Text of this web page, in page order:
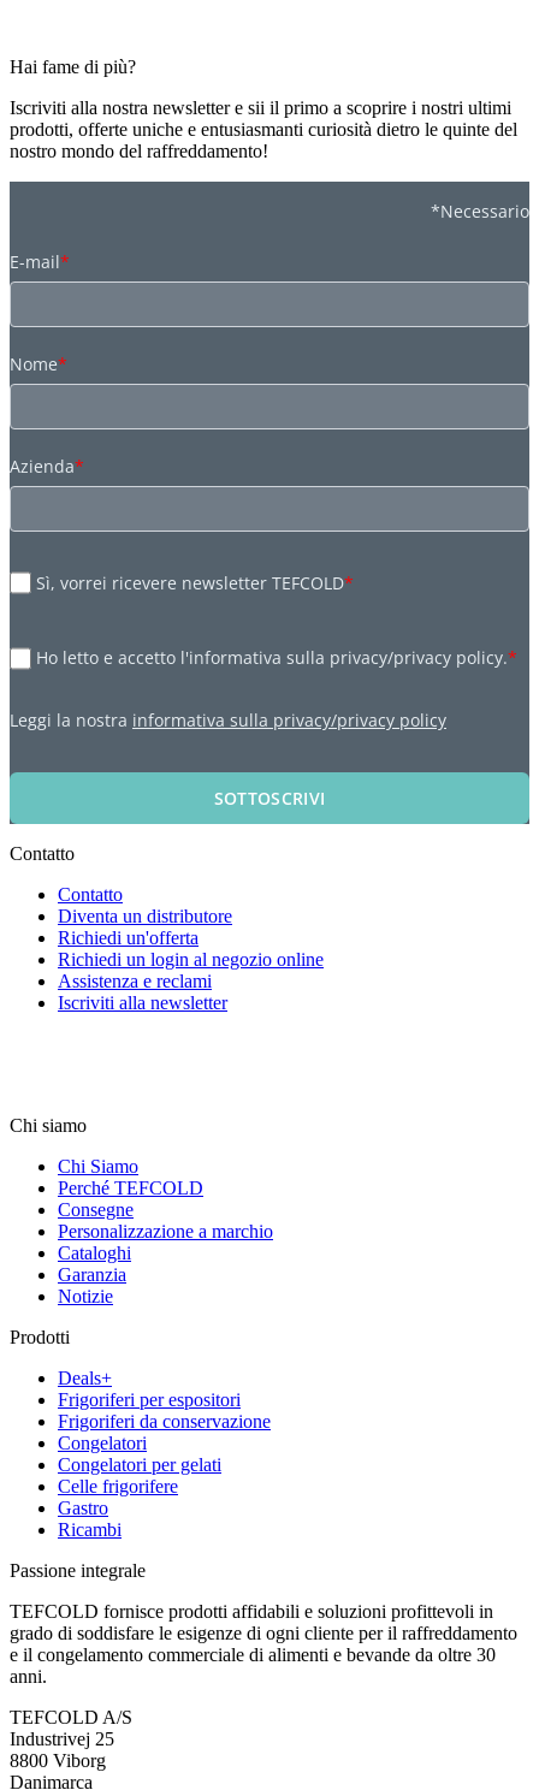
Hai fame di più?
Iscriviti alla nostra newsletter e sii il primo a scoprire i nostri ultimi
prodotti, offerte uniche e entusiasmanti curiosità dietro le quinte del
nostro mondo del raffreddamento!
*Necessario
E-mail*
Nome*
Azienda*
Sì, vorrei ricevere newsletter TEFCOLD*
Ho letto e accetto l'informativa sulla privacy/privacy policy.*
Leggi la nostra informativa sulla privacy/privacy policy
SOTTOSCRIVI
Contatto
Contatto
Diventa un distributore
Richiedi un'offerta
Richiedi un login al negozio online
Assistenza e reclami
Iscriviti alla newsletter
Chi siamo
Chi Siamo
Perché TEFCOLD
Consegne
Personalizzazione a marchio
Cataloghi
Garanzia
Notizie
Prodotti
Deals+
Frigoriferi per espositori
Frigoriferi da conservazione
Congelatori
Congelatori per gelati
Celle frigorifere
Gastro
Ricambi
Passione integrale
TEFCOLD fornisce prodotti affidabili e soluzioni profittevoli in
grado di soddisfare le esigenze di ogni cliente per il raffreddamento
e il congelamento commerciale di alimenti e bevande da oltre 30
anni.
TEFCOLD A/S
Industrivej 25
8800 Viborg
Danimarca